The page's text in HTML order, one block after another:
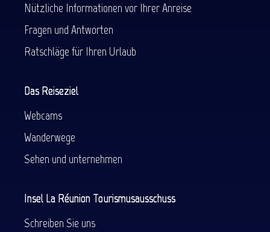
Nützliche Informationen vor Ihrer Anreise
Fragen und Antworten
Ratschläge für Ihren Urlaub
Das Reiseziel
Webcams
Wanderwege
Sehen und unternehmen
Insel La Réunion Tourismusausschuss
Schreiben Sie uns